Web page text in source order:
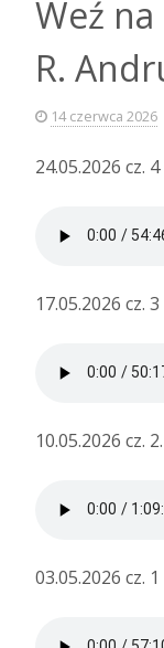
Weź
R.
14 czerwca 2026
24.05.2026 cz. 4
17.05.2026 cz.
10.05.2026 cz.
03.05.2026 cz. 1